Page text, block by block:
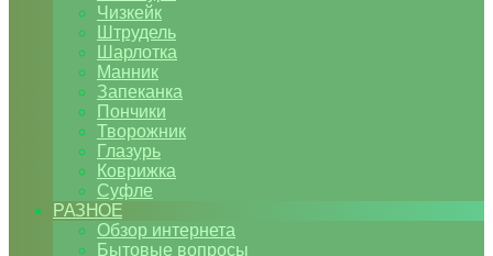
Чизкейк
Штрудель
Шарлотка
Манник
Запеканка
Пончики
Творожник
Глазурь
Коврижка
Суфле
РАЗНОЕ
Обзор интернета
Бытовые вопросы